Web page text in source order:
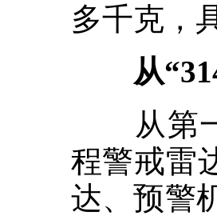
多千克，
从“314
从第一
程警戒雷
达、预警